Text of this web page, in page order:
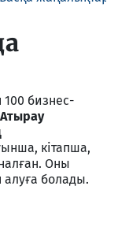
бизнес-
Атырау
кітапша,
Оны
болады.